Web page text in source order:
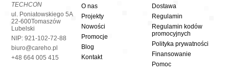
TECHCON
ul. Poniatowskiego 5A
22-600Tomaszów
Lubelski
NIP: 921-102-72-88
biuro@careho.pl
+48 664 005 415
O nas
Projekty
Nowości
Promocje
Blog
Kontakt
Dostawa
Regulamin
Regulamin kodów
promocyjnych
Polityka prywatności
Finansowanie
Pomoc